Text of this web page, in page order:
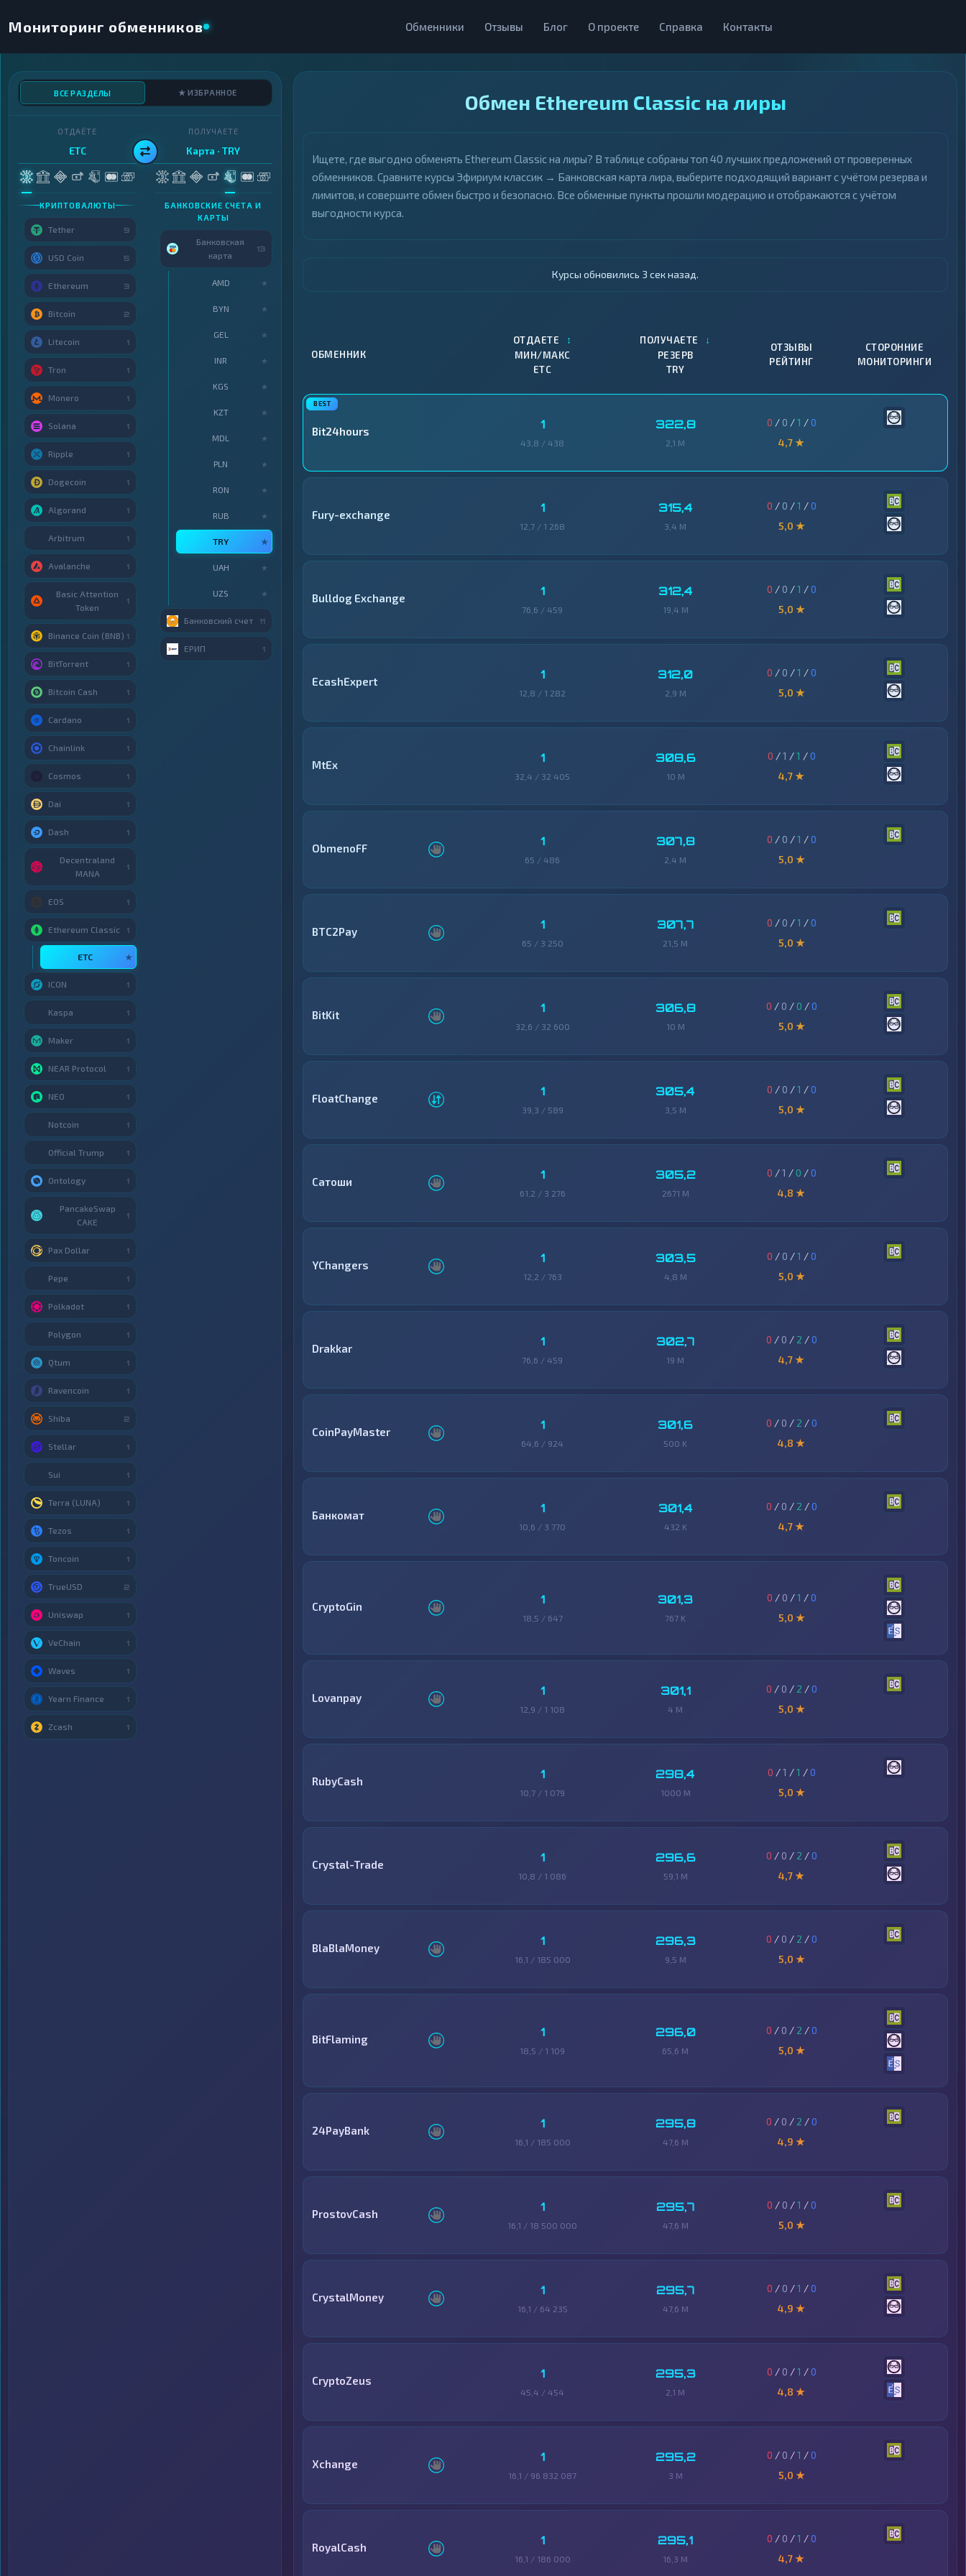
Мониторинг обменников Обменники Отзывы Блог О проекте Справка Контакты
Обмен Ethereum Classic на лиры
Ищете, где выгодно обменять Ethereum Classic на лиры? В таблице собраны топ 40 лучших предложений от проверенных
обменников. Сравните курсы Эфириум классик → Банковская карта лира, выберите подходящий вариант с учётом резерва и
лимитов, и совершите обмен быстро и безопасно. Все обменные пункты прошли модерацию и отображаются с учётом
выгодности курса.
Курсы обновились 4 сек назад.
ОБМЕННИК
ОТДАЕТЕ ↕
МИН/МАКС
ETC
ПОЛУЧАЕТЕ ↓
РЕЗЕРВ
TRY
ОТЗЫВЫ
РЕЙТИНГ
СТОРОННИЕ
МОНИТОРИНГИ
Bit24hours 1
43,8 / 438
322,8
2,1 M
0 / 0 /1 /0
4,7 ★
Fury-exchange 1
12,7 / 1 268
315,4
3,4 M
0 / 0 /1 /0
5,0 ★
Bulldog Exchange 1
76,6 / 459
312,4
19,4 M
0 / 0 /1 /0
5,0 ★
EcashExpert 1
12,8 / 1 282
312,0
2,9 M
0 / 0 /1 /0
5,0 ★
MtEx 1
32,4 / 32 405
308,6
10 M
0 /1 /1 /0
4,7 ★
ObmenoFF 1
65 / 486
307,8
2,4 M
0 / 0 /1 /0
5,0 ★
BTC2Pay 1
65 / 3 250
307,7
21,5 M
0 / 0 /1 /0
5,0 ★
BitKit 1
32,6 / 32 600
306,8
10 M
0 / 0 / 0 /0
5,0 ★
FloatChange 1
39,3 / 589
305,4
3,5 M
0 / 0 /1 /0
5,0 ★
Сатоши 1
61,2 / 3 276
305,2
2671 M
0 /1 / 0 /0
4,8 ★
YChangers 1
12,2 / 763
303,5
4,8 M
0 / 0 /1 /0
5,0 ★
Drakkar 1
76,6 / 459
302,7
19 M
0 / 0 / 2 /0
4,7 ★
CoinPayMaster 1
64,6 / 924
301,6
500 K
0 / 0 / 2 /0
4,8 ★
Банкомат 1
10,6 / 3 770
301,4
432 K
0 / 0 / 2 /0
4,7 ★
CryptoGin 1
18,5 / 647
301,3
767 K
0 / 0 /1 /0
5,0 ★
Lovanpay 1
12,9 / 1 108
301,1
4 M
0 / 0 / 2 /0
5,0 ★
RubyCash 1
10,7 / 1 079
298,4
1000 M
0 /1 /1 /0
5,0 ★
Crystal-Trade 1
10,8 / 1 086
296,6
59,1 M
0 / 0 / 2 /0
4,7 ★
BlaBlaMoney 1
16,1 / 185 000
296,3
9,5 M
0 / 0 / 2 /0
5,0 ★
BitFlaming 1
18,5 / 1 109
296,0
65,6 M
0 / 0 / 2 /0
5,0 ★
24PayBank 1
16,1 / 185 000
295,8
47,6 M
0 / 0 / 2 /0
4,9 ★
ProstovCash 1
16,1 / 18 500 000
295,7
47,6 M
0 / 0 /1 /0
5,0 ★
CrystalMoney 1
16,1 / 64 235
295,7
47,6 M
0 / 0 /1 /0
4,9 ★
CryptoZeus 1
45,4 / 454
295,3
2,1 M
0 / 0 /1 /0
4,8 ★
Xchange 1
16,1 / 96 832 087
295,2
3 M
0 / 0 /1 /0
5,0 ★
RoyalCash 1
16,1 / 186 000
295,1
16,3 M
0 / 0 /1 /0
4,7 ★
ВСЕ РАЗДЕЛЫ ★ ИЗБРАННОЕ
ОТДАЁТЕ
ETC
КРИПТОВАЛЮТЫ
Tether 9
USD Coin 5
Ethereum 3
Bitcoin 2
Litecoin 1
Tron 1
Monero 1
Solana 1
Ripple 1
Dogecoin 1
Algorand 1
Arbitrum 1
Avalanche 1
Basic Attention
Token
1
Binance Coin (BNB) 1
BitTorrent 1
Bitcoin Cash 1
Cardano 1
Chainlink 1
Cosmos 1
Dai 1
Dash 1
Decentraland
MANA
1
EOS 1
Ethereum Classic 1
ETC ★
ICON 1
Kaspa 1
Maker 1
NEAR Protocol 1
NEO 1
Notcoin 1
Official Trump 1
Ontology 1
PancakeSwap
CAKE
1
Pax Dollar 1
Pepe 1
Polkadot 1
Polygon 1
Qtum 1
Ravencoin 1
Shiba 2
Stellar 1
Sui 1
Terra (LUNA) 1
Tezos 1
Toncoin 1
TrueUSD 2
Uniswap 1
VeChain 1
Waves 1
Yearn Finance 1
Zcash 1
ПОЛУЧАЕТЕ
Карта · TRY
БАНКОВСКИЕ СЧЕТА И
КАРТЫ
Банковская
карта
13
AMD ★
BYN ★
GEL ★
INR ★
KGS ★
KZT ★
MDL ★
PLN ★
RON ★
RUB ★
TRY ★
UAH ★
UZS ★
Банковский счет 11
ЕРИП 1